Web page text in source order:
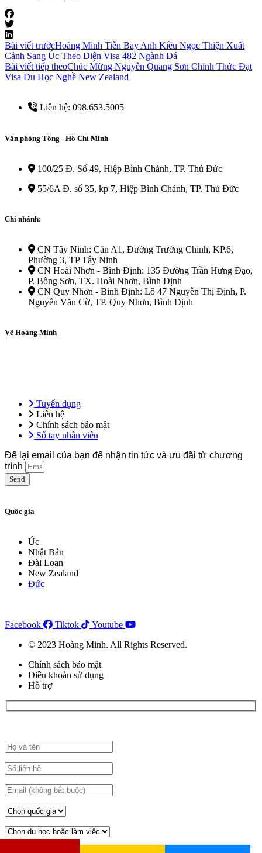
Bài viết trướcHoàng Minh Tiễn Bay Anh Kiều Ngọc Thiện Xuất
Cảnh Sang Úc Theo Diện Visa 482 Ngành Đá
Bài viết tiếp theoChúc Mừng Nguyễn Quang Sơn Chính Thức Đạt
Visa Du Học Nghề New Zealand
Liên hệ: 098.653.5005
Văn phòng Tổng - Hồ Chí Minh
100/25 Đ. Số 49, Hiệp Bình Chánh, TP. Thủ Đức
55/6A Đ. số 35, kp 7, Hiệp Bình Chánh, TP. Thủ Đức
Chi nhánh:
CN Tây Ninh: Căn A1, Đường Trường Chinh, KP.6,
Phường 3, TP Tây Ninh
CN Hoài Nhơn - Bình Định: 135 Đường Trần Hưng Đạo,
P. Bồng Sơn, TX. Hoài Nhơn, Bình Định
CN Quy Nhơn - Bình Định: Lô 47 Nguyễn Thị Định, P.
Nguyễn Văn Cừ, TP. Quy Nhơn, Bình Định
Về Hoàng Minh
Tuyển dụng
Liên hệ
Chính sách bảo mật
Sổ tay nhân viên
Để lại email của bạn để nhận tin tức và ưu đãi từ chương
trình
Send
Quốc gia
Úc
Nhật Bản
Đài Loan
New Zealand
Đức
Facebook Tiktok
Youtube
© 2023 Hoàng Minh. All Rights Reserved.
Chính sách bảo mật
Điều khoản sử dụng
Hỗ trợ